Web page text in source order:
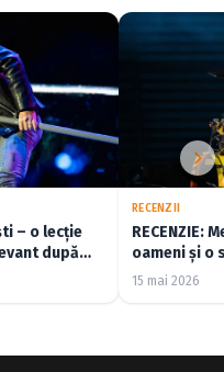
după
RECENZII
RECENZIE:
oameni și o
15 mai 2026